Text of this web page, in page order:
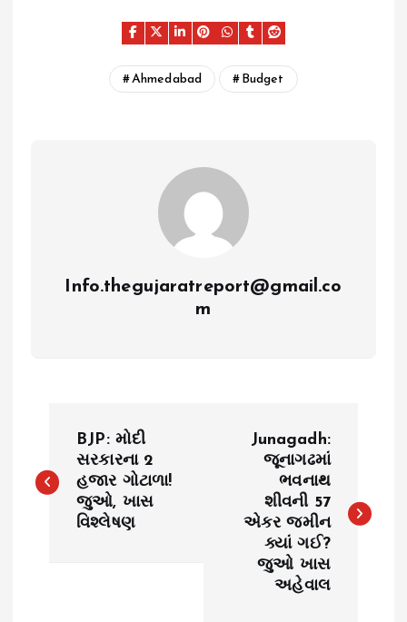
Ahmedabad Budget
Info.thegujaratreport@gmail.co
m
o
BJP: મોદી
સરકારના 2
હજાર ગોટાળા!
જુઓ, ખાસ
વિશ્લેષણ
Junagadh:
જૂનાગઢમાં
ભવનાથ
શીવની 57
એકર જમીન
ક્યાં ગઈ?
જુઓ ખાસ
અહેવાલ